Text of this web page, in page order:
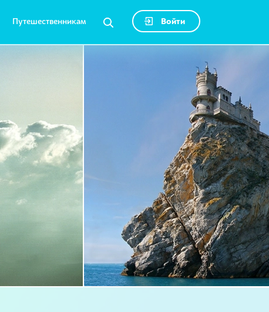
Путешественникам Войти